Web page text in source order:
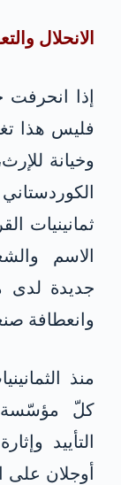
الانحلال
إذا
فليس هذا
وخيانة
ثمانينيات
الاسم
جديدة لدى
وانعطافة
كلّ مؤسّسة
التأييد
أوجلان على